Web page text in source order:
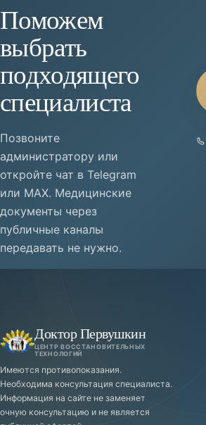
Поможем
выбрать
подходящего
специалиста
Позвоните
администратору или
откройте чат в Telegram
или MAX. Медицинские
документы через
публичные каналы
передавать не нужно.
Доктор Первушкин
ЦЕНТР ВОССТАНОВИТЕЛЬНЫХ
ТЕХНОЛОГИЙ
Имеются противопоказания.
Необходима консультация специалиста.
Информация на сайте не заменяет
очную консультацию и не является